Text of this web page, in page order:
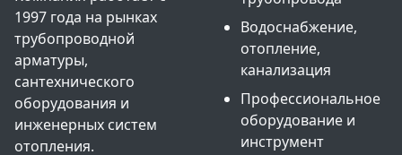
1997 года на рынках
трубопроводной
арматуры,
сантехнического
оборудования и
инженерных систем
отопления.
Водоснабжение,
отопление,
канализация
Профессиональное
оборудование и
инструмент